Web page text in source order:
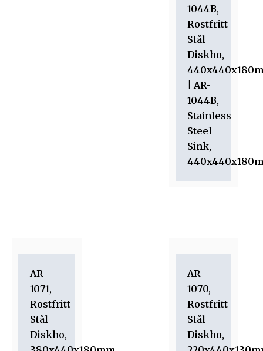
1044B,
Rostfritt
Stål
Diskho,
| AR-
1044B,
Stainless
Steel
Sink,
AR-
1071,
Rostfritt
Stål
Diskho,
AR-
1070,
Rostfritt
Stål
Diskho,